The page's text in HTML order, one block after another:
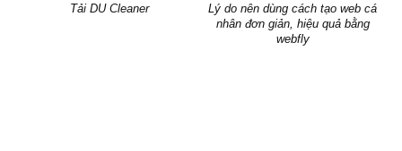
Tải DU Cleaner
Lý do nên dùng cách tạo web cá
nhân đơn giản, hiệu quả bằng
webfly